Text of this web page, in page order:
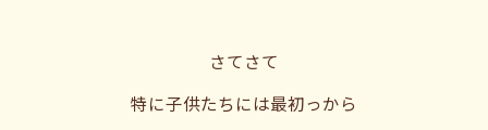
さてさて
特に子供たちには最初っから